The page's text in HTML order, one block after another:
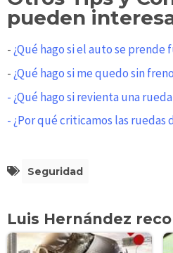
pueden
- ¿Qué hago si el auto se prende
- ¿Qué hago si me quedo sin
- ¿Qué hago si revienta una
- ¿Por qué criticamos las
Seguridad
Luis Hernández